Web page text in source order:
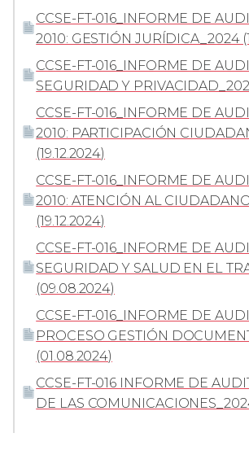
CCSE-FT-016_INFORME DE
2010: GESTIÓN JURÍDICA_2024
CCSE-FT-016_INFORME DE
SEGURIDAD Y
CCSE-FT-016_INFORME DE
2010: PARTICIPACIÓN
(19.12.2024)
CCSE-FT-016_INFORME DE
2010: ATENCIÓN AL
(19.12.2024)
CCSE-FT-016_INFORME DE
SEGURIDAD Y SALUD EN EL
(09.08.2024)
CCSE-FT-016_INFORME DE
PROCESO GESTIÓN
(01.08.2024)
CCSE-FT-016 INFORME DE
DE LAS